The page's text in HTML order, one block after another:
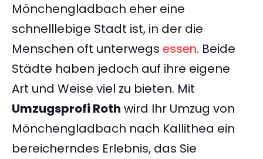
Mönchengladbach eher eine
schnelllebige Stadt ist, in der die
Menschen oft unterwegs essen. Beide
Städte haben jedoch auf ihre eigene
Art und Weise viel zu bieten. Mit
Umzugsprofi Roth wird Ihr Umzug von
Mönchengladbach nach Kallithea ein
bereicherndes Erlebnis, das Sie